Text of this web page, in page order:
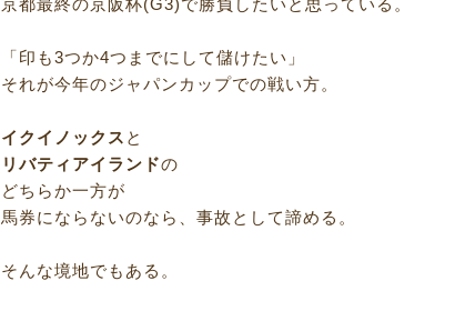
京都最終の京阪杯(G3)で勝負したいと思っている。
「印も3つか4つまでにして儲けたい」
それが今年のジャパンカップでの戦い方。
イクイノックス と
リバティアイランドの
どちらか一方が
馬券にならないのなら、事故として諦める。
そんな境地でもある。